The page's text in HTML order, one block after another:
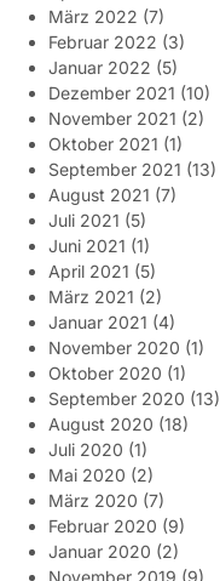
März 2022 (7)
Februar 2022 (3)
Januar 2022 (5)
Dezember 2021 (10)
November 2021 (2)
Oktober 2021 (1)
September 2021 (13)
August 2021 (7)
Juli 2021 (5)
Juni 2021 (1)
April 2021 (5)
März 2021 (2)
Januar 2021 (4)
November 2020 (1)
Oktober 2020 (1)
September 2020 (13)
August 2020 (18)
Juli 2020 (1)
Mai 2020 (2)
März 2020 (7)
Februar 2020 (9)
Januar 2020 (2)
November 2019 (9)